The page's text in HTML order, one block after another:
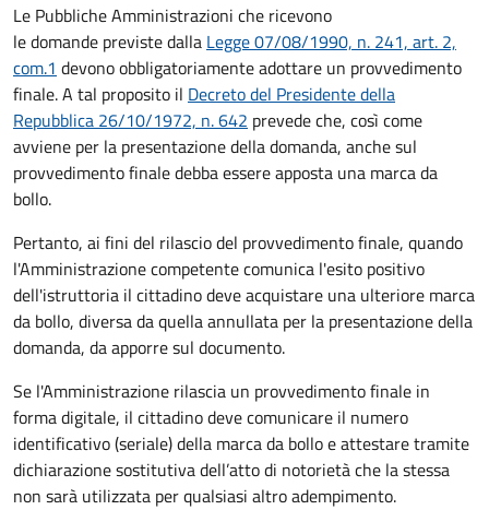
Le Pubbliche Amministrazioni che ricevono
le domande previste dalla Legge 07/08/1990, n. 241, art. 2,
com.1 devono obbligatoriamente adottare un provvedimento
finale. A tal proposito il Decreto del Presidente della
Repubblica 26/10/1972, n. 642 prevede che, così come
avviene per la presentazione della domanda, anche sul
provvedimento finale debba essere apposta una marca da
bollo.
Pertanto, ai fini del rilascio del provvedimento finale, quando
l'Amministrazione competente comunica l'esito positivo
dell'istruttoria il cittadino deve acquistare una ulteriore marca
da bollo, diversa da quella annullata per la presentazione della
domanda, da apporre sul documento.
Se l'Amministrazione rilascia un provvedimento finale in
forma digitale, il cittadino devecomunicare il numero
identificativo (seriale) della marca da bollo e attestare tramite
dichiarazione sostitutiva dell’atto di notorietà che la stessa
non sarà utilizzata per qualsiasi altro adempimento.